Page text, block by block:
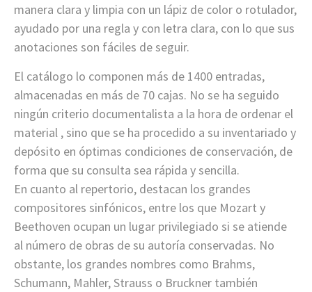
manera clara y limpia con un lápiz de color o rotulador,
ayudado por una regla y con letra clara, con lo que sus
anotaciones son fáciles de seguir.
El catálogo lo componen más de 1400 entradas,
almacenadas en más de 70 cajas. No se ha seguido
ningún criterio documentalista a la hora de ordenar el
material , sino que se ha procedido a su inventariado y
depósito en óptimas condiciones de conservación, de
forma que su consulta sea rápida y sencilla.
En cuanto al repertorio, destacan los grandes
compositores sinfónicos, entre los que Mozart y
Beethoven ocupan un lugar privilegiado si se atiende
al número de obras de su autoría conservadas. No
obstante, los grandes nombres como Brahms,
Schumann, Mahler, Strauss o Bruckner también